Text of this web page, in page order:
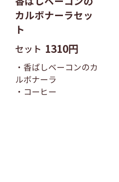
カルボナーラ​セッ
ト
セット 1310円
・香ばしベーコンのカ
ルボナーラ​
・コーヒー